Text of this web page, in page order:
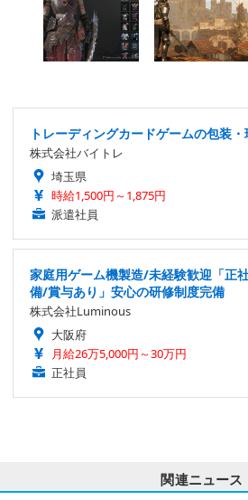
トレーディングカードゲームの包装
株式会社バイトレ
埼玉県
時給1,500円～1,875円
派遣社員
家庭用ゲーム機製造/未経験歓迎「正
備/賞与あり」安心の研修制度完備
株式会社Luminous
大阪府
月給26万5,000円～30万円
正社員
関連ニュース